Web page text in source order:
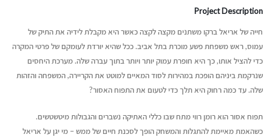
Project Description
חייה של אריאל ברקו משתנים מקצה לקצה כאשר היא מקבלת לידיה את התיק של
עמוס, ראש משפחת פשע מוכרת בתל אביב. ככל שהיא יורדת לעומקם של פרטי המקרה
כדי להציל אותו, כך היא חופרת עמוק יותר ויותר בתוך עברה שלה. מערכת היחסים
שנרקמת ביניהם הופכת במהירות לסוד המאיים למוטט את הקריירה, המשפחה והזהות
שלה. עד כמה רחוק היא תלך כדי לטעום את התפוח האסור?
תפוח אסור הוא רומן רווי מתח שבו כללי האתיקה נשברים והגבולות מיטשטשים.
כשהאמת מאיימת להתגלות והמשחק הופך לסכנת חיים של ממש – מי יגן על אריאל